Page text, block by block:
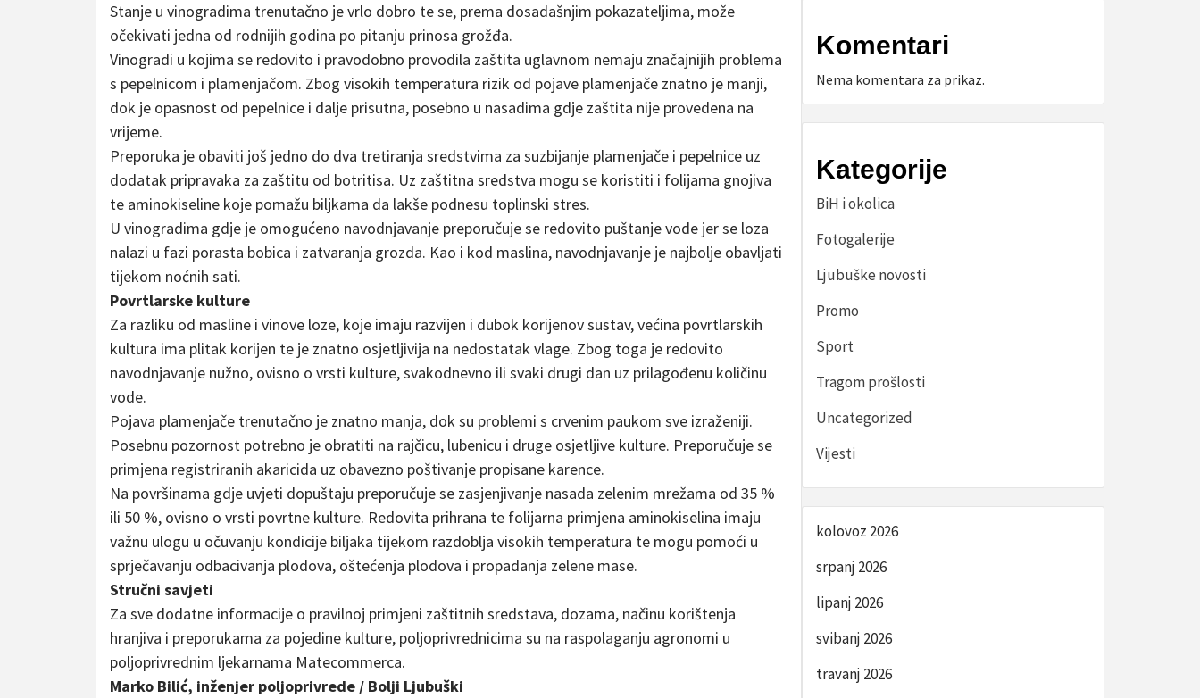
Stanje u vinogradima trenutačno je vrlo dobro te se, prema dosadašnjim pokazateljima, može
očekivati jedna od rodnijih godina po pitanju prinosa grožđa.
Vinogradi u kojima se redovito i pravodobno provodila zaštita uglavnom nemaju značajnijih problema
s pepelnicom i plamenjačom. Zbog visokih temperatura rizik od pojave plamenjače znatno je manji,
dok je opasnost od pepelnice i dalje prisutna, posebno u nasadima gdje zaštita nije provedena na
vrijeme.
Preporuka je obaviti još jedno do dva tretiranja sredstvima za suzbijanje plamenjače i pepelnice uz
dodatak pripravaka za zaštitu od botritisa. Uz zaštitna sredstva mogu se koristiti i folijarna gnojiva
te aminokiseline koje pomažu biljkama da lakše podnesu toplinski stres.
U vinogradima gdje je omogućeno navodnjavanje preporučuje se redovito puštanje vode jer se loza
nalazi u fazi porasta bobica i zatvaranja grozda. Kao i kod maslina, navodnjavanje je najbolje obavljati
tijekom noćnih sati.
Povrtlarske kulture
Za razliku od masline i vinove loze, koje imaju razvijen i dubok korijenov sustav, većina povrtlarskih
kultura ima plitak korijen te je znatno osjetljivija na nedostatak vlage. Zbog toga je redovito
navodnjavanje nužno, ovisno o vrsti kulture, svakodnevno ili svaki drugi dan uz prilagođenu količinu
vode.
Pojava plamenjače trenutačno je znatno manja, dok su problemi s crvenim paukom sve izraženiji.
Posebnu pozornost potrebno je obratiti na rajčicu, lubenicu i druge osjetljive kulture. Preporučuje se
primjena registriranih akaricida uz obavezno poštivanje propisane karence.
Na površinama gdje uvjeti dopuštaju preporučuje se zasjenjivanje nasada zelenim mrežama od 35 %
ili 50 %, ovisno o vrsti povrtne kulture. Redovita prihrana te folijarna primjena aminokiselina imaju
važnu ulogu u očuvanju kondicije biljaka tijekom razdoblja visokih temperatura te mogu pomoći u
sprječavanju odbacivanja plodova, oštećenja plodova i propadanja zelene mase.
Stručni savjeti
Za sve dodatne informacije o pravilnoj primjeni zaštitnih sredstava, dozama, načinu korištenja
hranjiva i preporukama za pojedine kulture, poljoprivrednicima su na raspolaganju agronomi u
poljoprivrednim ljekarnama Matecommerca.
Marko Bilić, inženjer poljoprivrede / Bolji Ljubuški
Komentari
Nema komentara za prikaz.
Kategorije
BiH i okolica
Fotogalerije
Ljubuške novosti
Promo
Sport
Tragom prošlosti
Uncategorized
Vijesti
kolovoz 2026
srpanj 2026
lipanj 2026
svibanj 2026
travanj 2026